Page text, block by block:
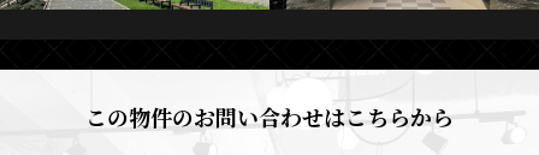
この物件のお問い合わせはこちらから